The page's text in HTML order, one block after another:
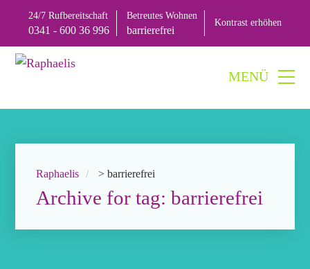
24/7 Rufbereitschaft
0341 - 600 36 996
Betreutes Wohnen
barrierefrei
Kontrast erhöhen
Raphaelis >barrierefrei
Archive for tag: barrierefrei